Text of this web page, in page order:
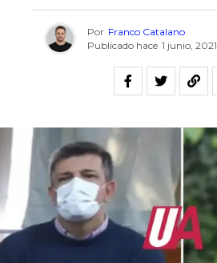
Por Franco Catalano
Publicado hace 1 junio, 2021